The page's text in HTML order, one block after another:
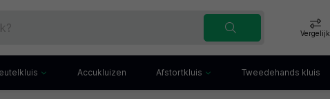
Vergelijk
Accukluizen Afstortkluis Tweedehands kluis